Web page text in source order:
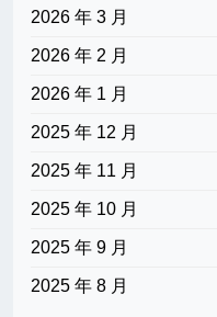
2026 年 3 月
2026 年 2 月
2026 年 1 月
2025 年 12 月
2025 年 11 月
2025 年 10 月
2025 年 9 月
2025 年 8 月